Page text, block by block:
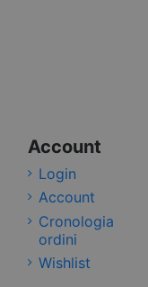
Account
Login
Account
Cronologia
ordini
Wishlist